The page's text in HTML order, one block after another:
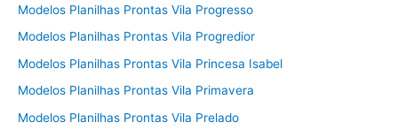
Modelos Planilhas Prontas Vila Progresso
Modelos Planilhas Prontas Vila Progredior
Modelos Planilhas Prontas Vila Princesa Isabel
Modelos Planilhas Prontas Vila Primavera
Modelos Planilhas Prontas Vila Prelado